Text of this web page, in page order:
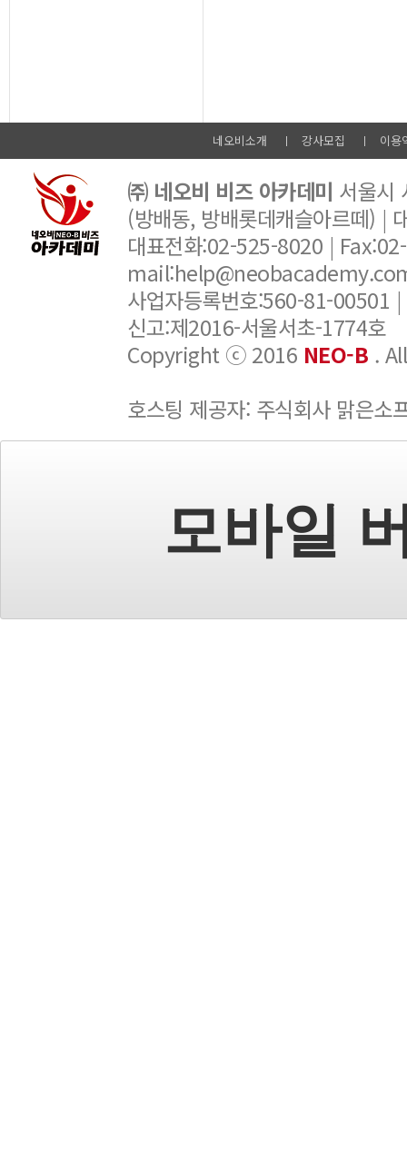
네오비소개 강사모집 이용
㈜ 네오비 비즈 아카데미 서울시
(방배동, 방배롯데캐슬아르떼) |
대표전화:02-525-8020 |
사업자등록번호:560-81-00501
신고:제2016-서울서초-1774호
Copyright ⓒ 2016 NEO-B .
호스팅 제공자: 주식회사 맑은소
모바일